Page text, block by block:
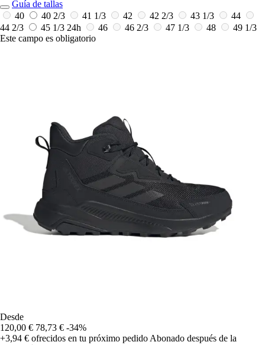
Guía de tallas
40
40 2/3 41 1/3 42 42 2/3 43 1/3
44
44 2/3
45 1/3 24h 46 46 2/3 47 1/3 48
49 1/3
Este campo es obligatorio
Desde
120,00 € 78,73 € -34%
+3,94 € ofrecidos en tu próximo pedido Abonado después de la